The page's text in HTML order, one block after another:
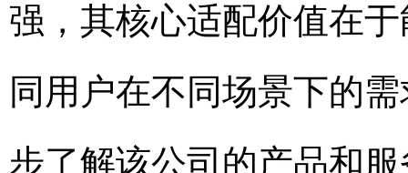
强，其核心适配价值在
同用户在不同场景下的
步了解该公司的产品和